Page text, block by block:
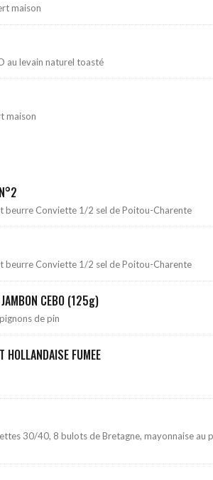
maison
au levain naturel toasté
maison
beurre Conviette 1/2 sel de Poitou-Charente
beurre Conviette 1/2 sel de Poitou-Charente
JAMBON CEBO (125g)
de pin
HOLLANDAISE FUMEE
30/40, 8 bulots de Bretagne, mayonnaise au